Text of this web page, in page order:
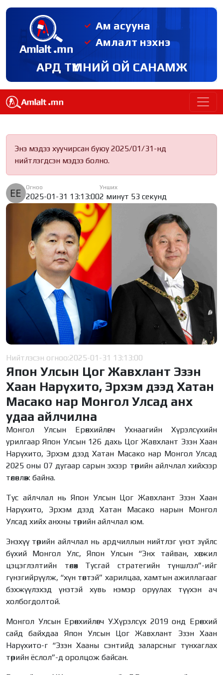
Ам асууна
Амлалт нэхнэ
АРД ТҮМНИЙ ОЙ САНАМЖ
Энэ мэдээ хуучирсан буюу 2025/01/31-нд
нийтлэгдсэн мэдээ болно.
Огноо
2025-01-31 13:13:00
Унших
2 минут 53 секунд
Нийтлэсэн огноо:2025-01-31 13:13:00
Япон Улсын Цог Жавхлант Эзэн
Хаан Нарүхито, Эрхэм дээд Хатан
Масако нар Монгол Улсад анх
удаа айлчилна
Монгол Улсын Ерөнхийлөгч Ухнаагийн Хүрэлсүхийн
урилгаар Япон Улсын 126 дахь Цог Жавхлант Эзэн Хаан
Нарүхито, Эрхэм дээд Хатан Масако нар Монгол Улсад
2025 оны 07 дугаар сарын эхээр төрийн айлчлал хийхээр
төлөвлөж байна.
Тус айлчлал нь Япон Улсын Цог Жавхлант Эзэн Хаан
Нарүхито, Эрхэм дээд Хатан Масако нарын Монгол
Улсад хийх анхны төрийн айлчлал юм.
Энэхүү төрийн айлчлал нь ардчиллын нийтлэг үнэт зүйлс
бүхий Монгол Улс, Япон Улсын “Энх тайван, хөгжил
цэцэглэлтийн төлөөх Тусгай стратегийн түншлэл”-ийг
гүнзгийрүүлж, “хүн төвтэй” харилцаа, хамтын ажиллагааг
бэхжүүлэхэд үнэтэй хувь нэмэр оруулах түүхэн ач
холбогдолтой.
Монгол Улсын Ерөнхийлөгч У.Хүрэлсүх 2019 онд Ерөнхий
сайд байхдаа Япон Улсын Цог Жавхлант Эзэн Хаан
Нарүхито-г “Эзэн Хааны сэнтийд заларсныг тунхаглах
төрийн ёслол”-д оролцож байсан.